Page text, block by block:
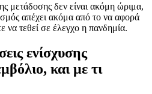
μετάδοσης δεν είναι ακόμη ώριμα,
απέχει ακόμα από το να αφορά
τεθεί σε έλεγχο η πανδημία.
ενίσχυσης
και με τι